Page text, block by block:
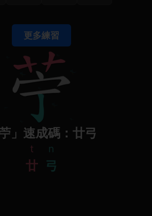
更多練習
苧」速成碼：廿弓
t
廿
n
弓